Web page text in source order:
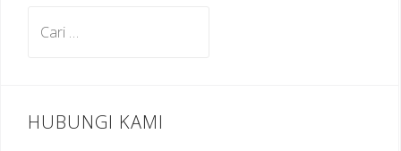
o
HUBUNGI KAMI